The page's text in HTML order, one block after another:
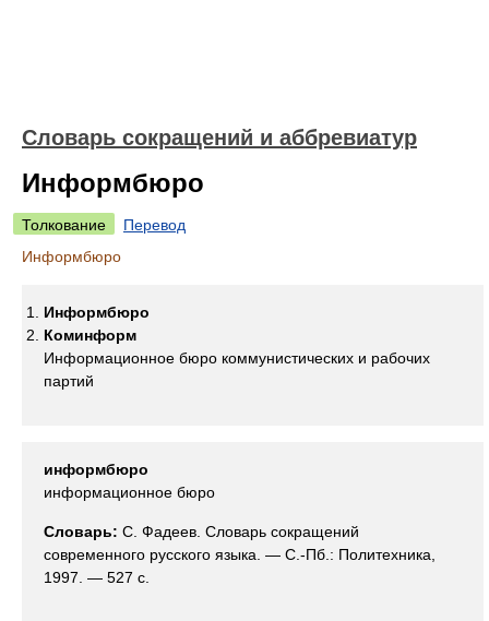
Словарь сокращений и аббревиатур
Информбюро
Толкование
Перевод
Информбюро
Информбюро
Коминформ
Информационное бюро коммунистических и рабочих
партий
информбюро
информационное бюро
Словарь: С. Фадеев. Словарь сокращений
современного русского языка. — С.-Пб.: Политехника,
1997. — 527 с.